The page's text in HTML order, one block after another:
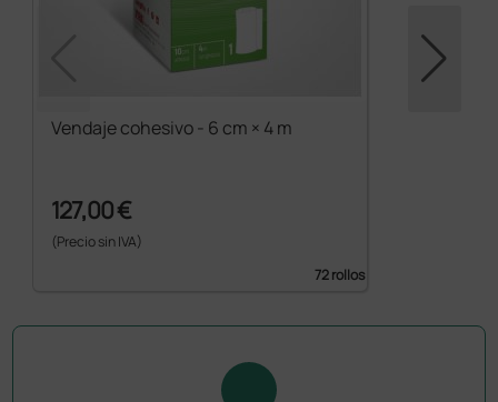
Vendaje cohesivo - 6 cm × 4 m
127,00 €
(Precio sin IVA)
72 rollos